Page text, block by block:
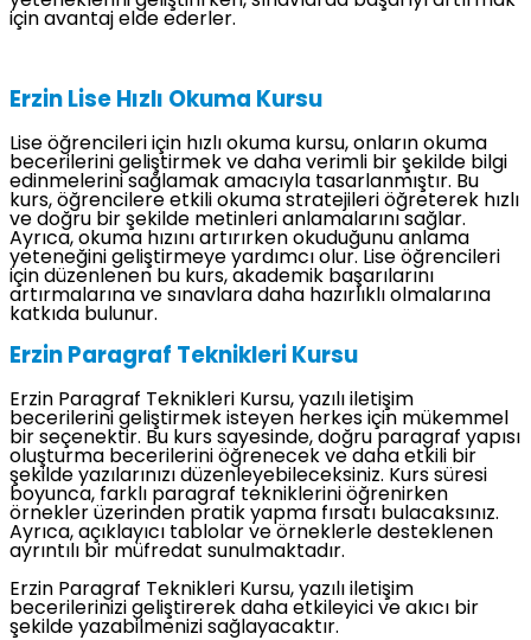
için avantaj elde ederler.
Erzin Lise Hızlı Okuma Kursu
Lise öğrencileri için hızlı okuma kursu, onların okuma
becerilerini geliştirmek ve daha verimli bir şekilde bilgi
edinmelerini sağlamak amacıyla tasarlanmıştır. Bu
kurs, öğrencilere etkili okuma stratejileri öğreterek hızlı
ve doğru bir şekilde metinleri anlamalarını sağlar.
Ayrıca, okuma hızını artırırken okuduğunu anlama
yeteneğini geliştirmeye yardımcı olur. Lise öğrencileri
için düzenlenen bu kurs, akademik başarılarını
artırmalarına ve sınavlara daha hazırlıklı olmalarına
katkıda bulunur.
Erzin Paragraf Teknikleri Kursu
Erzin Paragraf Teknikleri Kursu, yazılı iletişim
becerilerini geliştirmek isteyen herkes için mükemmel
bir seçenektir. Bu kurs sayesinde, doğru paragraf yapısı
oluşturma becerilerini öğrenecek ve daha etkili bir
şekilde yazılarınızı düzenleyebileceksiniz. Kurs süresi
boyunca, farklı paragraf tekniklerini öğrenirken
örnekler üzerinden pratik yapma fırsatı bulacaksınız.
Ayrıca, açıklayıcı tablolar ve örneklerle desteklenen
ayrıntılı bir müfredat sunulmaktadır.
Erzin Paragraf Teknikleri Kursu, yazılı iletişim
becerilerinizi geliştirerek daha etkileyici ve akıcı bir
şekilde yazabilmenizi sağlayacaktır.